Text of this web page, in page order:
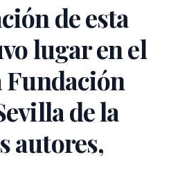
de esta
lugar en el
Fundación
de la
autores,